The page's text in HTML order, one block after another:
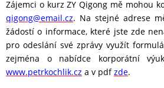
Zájemci o kurz ZY Qigong mě mohou
qigong@email.cz. Na stejné adrese
žádostí o informace, které jste zde
pro odeslání své zprávy využít
zejména o nabídce korporátní
www.petrkochlik.cz a v pdfzde.